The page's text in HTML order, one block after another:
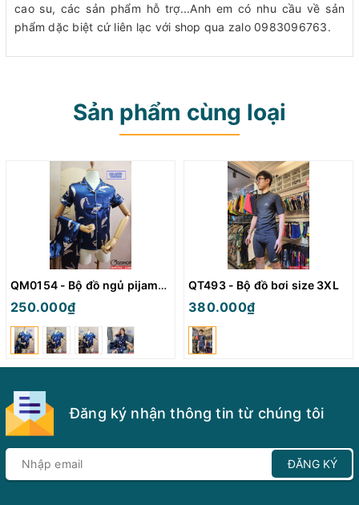
cao su, các sản phẩm hỗ trợ...Anh em có nhu cầu về sản
phẩm dặc biệt cứ liên lạc với shop qua zalo 0983096763.
Sản phẩm cùng loại
QM0154 - Bộ đồ ngủ pijama nữ
250.000₫
QT493 - Bộ đồ bơi size 3XL
380.000₫
Đăng ký nhận thông tin từ chúng tôi
ĐĂNG KÝ